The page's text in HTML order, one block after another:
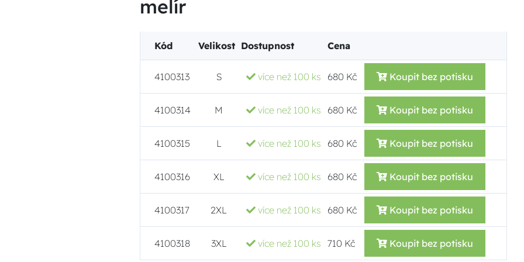
melír
Kód Velikost Dostupnost Cena
4100313 S více než 100 ks 680 Kč Koupit bez potisku
4100314 M více než 100 ks 680 Kč Koupit bez potisku
4100315 L více než 100 ks 680 Kč Koupit bez potisku
4100316 XL více než 100 ks 680 Kč Koupit bez potisku
4100317 2XL více než 100 ks 680 Kč Koupit bez potisku
4100318 3XL více než 100 ks 710 Kč Koupit bez potisku